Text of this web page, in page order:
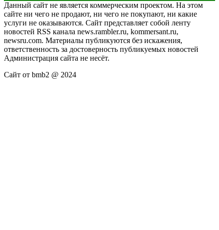
Данный сайт не является коммерческим проектом. На этом
сайте ни чего не продают, ни чего не покупают, ни какие
услуги не оказываются. Сайт представляет собой ленту
новостей RSS канала news.rambler.ru, kommersant.ru,
newsru.com. Материалы публикуются без искажения,
ответственность за достоверность публикуемых новостей
Администрация сайта не несёт.
Сайт от bmb2 @ 2024